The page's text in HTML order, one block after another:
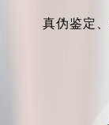
真伪鉴定、